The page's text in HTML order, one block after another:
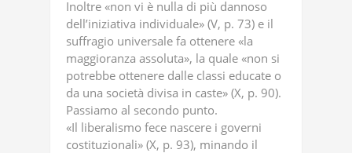
Inoltre «non vi è nulla di più dannoso
dell’iniziativa individuale» (V, p. 73) e il
suffragio universale fa ottenere «la
maggioranza assoluta», la quale «non si
potrebbe ottenere dalle classi educate o
da una società divisa in caste» (X, p. 90).
Passiamo al secondo punto.
«Il liberalismo fece nascere i governi
costituzionali» (X, p. 93), minando il